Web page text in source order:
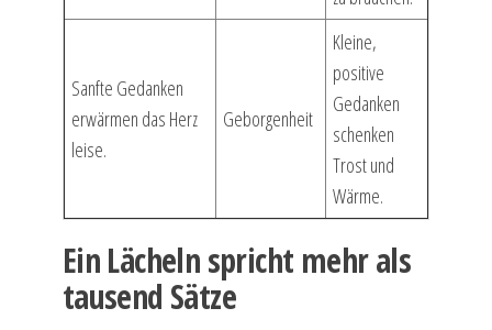
Sanfte Gedanken
erwärmen das Herz
leise.
Geborgenheit
Kleine,
positive
Gedanken
schenken
Trost und
Wärme.
Ein Lächeln spricht mehr als
tausend Sätze